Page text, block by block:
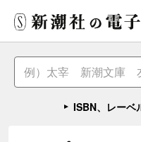
ISBN、レーベ